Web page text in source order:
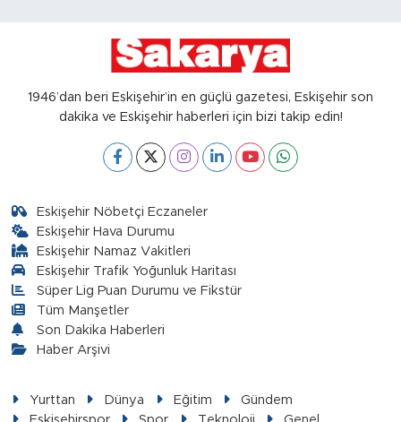
1946’dan beri Eskişehir’in en güçlü gazetesi, Eskişehir son
dakika ve Eskişehir haberleri için bizi takip edin!
Eskişehir Nöbetçi Eczaneler
Eskişehir Hava Durumu
Eskişehir Namaz Vakitleri
Eskişehir Trafik Yoğunluk Haritası
Süper Lig Puan Durumu ve Fikstür
Tüm Manşetler
Son Dakika Haberleri
Haber Arşivi
Yurttan Dünya Eğitim
Gündem
Eskişehirspor
Spor Teknoloji Genel